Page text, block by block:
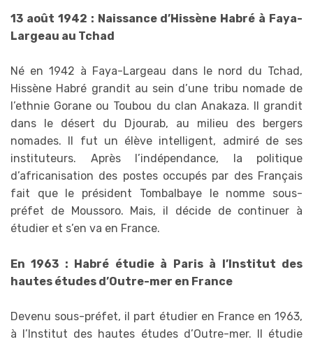
13 août 1942 : Naissance d’Hissène Habré à Faya-
Largeau au Tchad
Né en 1942 à Faya-Largeau dans le nord du Tchad,
Hissène Habré grandit au sein d’une tribu nomade de
l’ethnie Gorane ou Toubou du clan Anakaza. Il grandit
dans le désert du Djourab, au milieu des bergers
nomades. Il fut un élève intelligent, admiré de ses
instituteurs. Après l’indépendance, la politique
d’africanisation des postes occupés par des Français
fait que le président Tombalbaye le nomme sous-
préfet de Moussoro. Mais, il décide de continuer à
étudier et s’en va en France.
En 1963 : Habré étudie à Paris à l’Institut des
hautes études d’Outre-mer en France
Devenu sous-préfet, il part étudier en France en 1963,
à l’Institut des hautes études d’Outre-mer. Il étudie